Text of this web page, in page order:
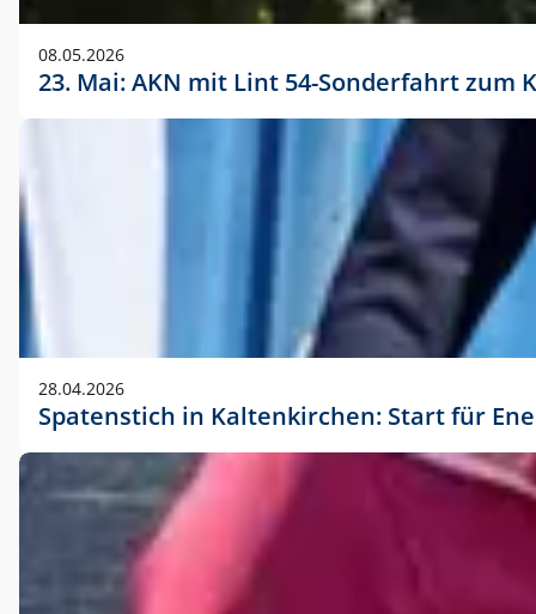
08.05.2026
23. Mai: AKN mit Lint 54-Sonderfahrt
28.04.2026
Spatenstich in Kaltenkirchen: Start für